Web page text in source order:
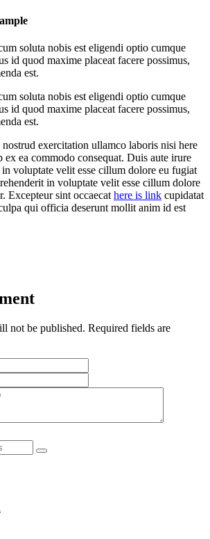
soluta nobis est eligendi optio cumque
id quod maxime placeat facere possimus,
est.
soluta nobis est eligendi optio cumque
id quod maxime placeat facere possimus,
est.
exercitation ullamco laboris nisi here
ea commodo consequat. Duis aute irure
voluptate velit esse cillum dolore eu fugiat
in voluptate velit esse cillum dolore
Excepteur sint occaecat here is link cupidatat
qui officia deserunt mollit anim id est
not be published. Required fields are